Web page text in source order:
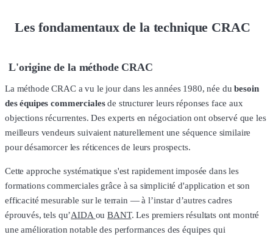
Les fondamentaux de la technique CRAC
L'origine de la méthode CRAC
La méthode CRAC a vu le jour dans les années 1980, née dubesoin
des équipes commercialesde structurer leurs réponses face aux
objections récurrentes. Des experts en négociation ont observé que les
meilleurs vendeurs suivaient naturellement une séquence similaire
pour désamorcer les réticences de leurs prospects.
Cette approche systématique s'est rapidement imposée dans les
formations commerciales grâce à sa simplicité d'application et son
efficacité mesurable sur le terrain — à l’instar d’autres cadres
éprouvés, tels qu’AIDA ouBANT. Les premiers résultats ont montré
une amélioration notable des performances des équipes qui